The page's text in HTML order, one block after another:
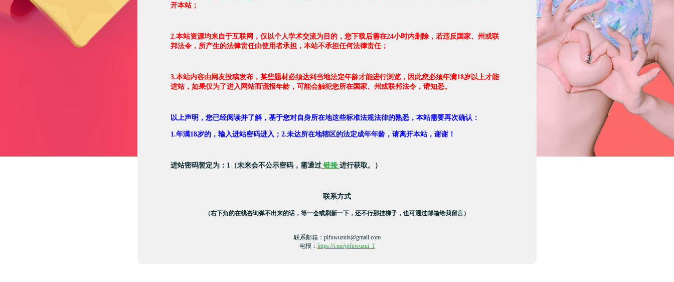
开本站；
2.本站资源均来自于互联网，仅以个人学术交流为目的，您下载后需在24小时内删除，若违反国家、州或联
邦法令，所产生的法律责任由使用者承担，本站不承担任何法律责任；
3.本站内容由网友投稿发布，某些题材必须达到当地法定年龄才能进行浏览，因此您必须年满18岁以上才能
进站，如果仅为了进入网站而谎报年龄，可能会触犯您所在国家、州或联邦法令，请知悉。
以上声明，您已经阅读并了解，基于您对自身所在地这些标准法规法律的熟悉，本站需要再次确认：
1.年满18岁的，输入进站密码进入；2.未达所在地辖区的法定成年年龄，请离开本站，谢谢！
进站密码暂定为：1（未来会不公示密码，需通过 链接 进行获取。）
联系方式
（右下角的在线咨询弹不出来的话，等一会或刷新一下，还不行那挂梯子，也可通过邮箱给我留言）
联系邮箱： pifuwuzuis@gmail.com
电报： https://t.me/pifuwuzui_1